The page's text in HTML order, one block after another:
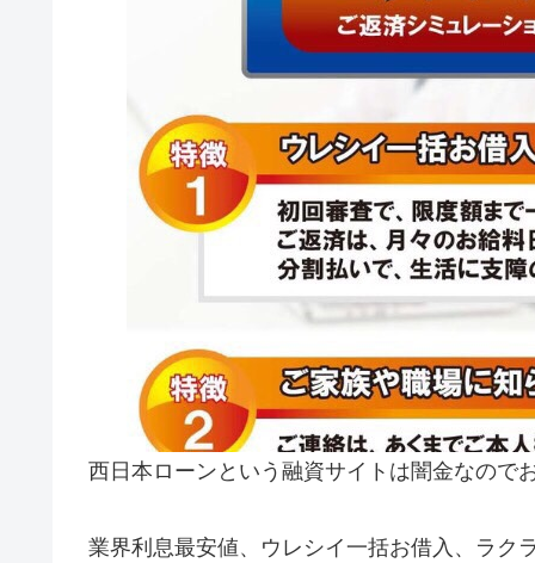
西日本ローンという融資サイトは闇金なので
業界利息最安値、ウレシイ一括お借入、ラク